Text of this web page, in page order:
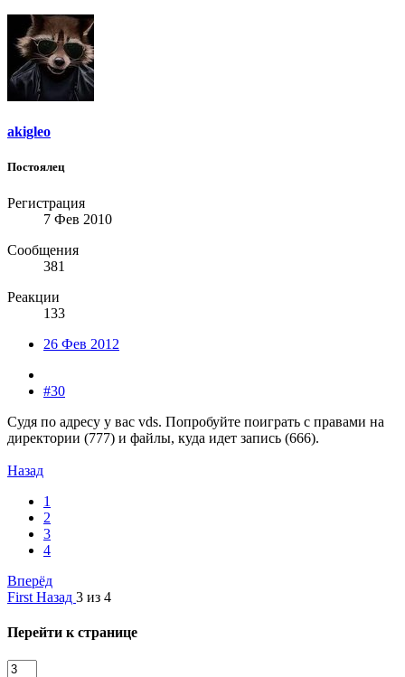
akigleo
Постоялец
Регистрация
7 Фев 2010
Сообщения
381
Реакции
133
26 Фев 2012
#30
Судя по адресу у вас vds. Попробуйте поиграть с правами на
директории (777) и файлы, куда идет запись (666).
Назад
1
2
3
4
Вперёд
First Назад 3 из 4
Перейти к странице